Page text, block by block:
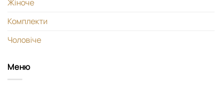
Жіноче
Комплекти
Чоловіче
Меню